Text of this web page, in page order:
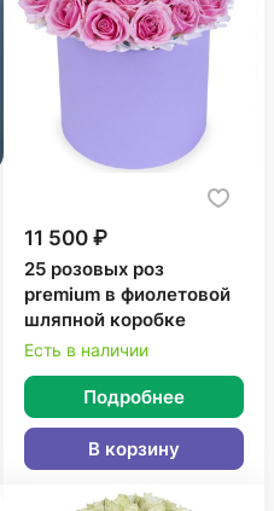
11 500 ₽
25 розовых роз
premium в фиолетовой
шляпной коробке
Есть в наличии
Подробнее
В корзину